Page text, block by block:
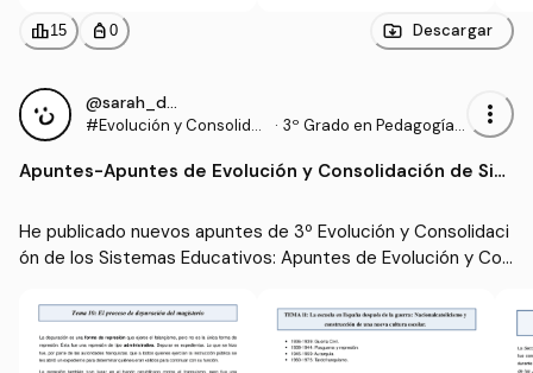
leaderboard15 personal_bag 0 Descargar
@sarah_dauber
#Evolución y Consolida
cativos
· 3º Grado en Pedagogía
more_vert
Apuntes-Apuntes de Evolución y Consolidación de Sist
He publicado nuevos apuntes de 3º Evolución y Consolidaci
ón de los Sistemas Educativos: Apuntes de Evolución y Con